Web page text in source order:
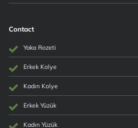
Contact
Yaka Rozeti
Erkek Kolye
Kadın Kolye
Erkek Yüzük
Kadın Yüzük